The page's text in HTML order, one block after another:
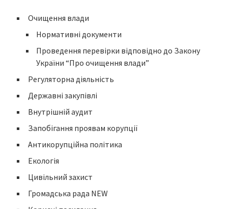
Очищення влади
Нормативні документи
Проведення перевірки відповідно до Закону
України “Про очищення влади”
Регуляторна діяльність
Державні закупівлі
Внутрішній аудит
Запобігання проявам корупції
Антикорупційна політика
Екологія
Цивільний захист
Громадська рада NEW